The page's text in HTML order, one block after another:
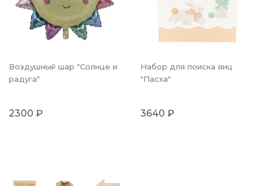
Воздушный шар "Солнце и
радуга"
2300 ₽
Набор для поиска яиц
"Пасха"
3640 ₽